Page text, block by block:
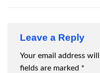
Leave a Reply
Your email address
fields are marked *